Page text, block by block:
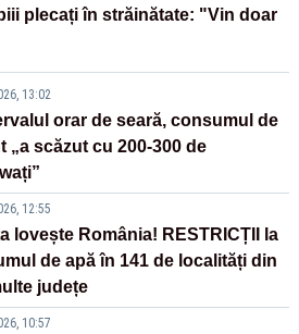
plecați în străinătate: "Vin doar
13:02
orar de seară, consumul de
„a scăzut cu 200-300 de
12:55
lovește România! RESTRICȚII la
de apă în 141 de localități din
județe
10:57